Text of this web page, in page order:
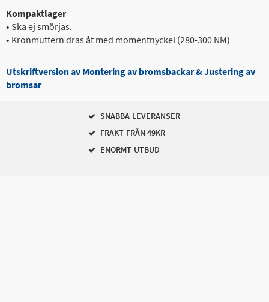
Kompaktlager
• Ska ej smörjas.
• Kronmuttern dras åt med momentnyckel (280-300 NM)
Utskriftversion av Montering av bromsbackar & Justering av
bromsar
SNABBA LEVERANSER
FRAKT FRÅN 49KR
ENORMT UTBUD